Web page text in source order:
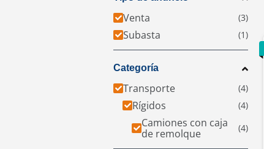
Venta
Subasta
Categoría
Transporte
Rígidos
Camiones con caja
de remolque